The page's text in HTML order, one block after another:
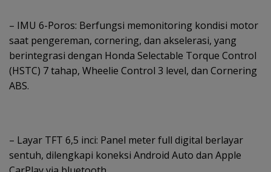
– IMU 6-Poros: Berfungsi memonitoring kondisi motor
saat pengereman, cornering, dan akselerasi, yang
berintegrasi dengan Honda Selectable Torque Control
(HSTC) 7 tahap, Wheelie Control 3 level, dan Cornering
ABS.
– Layar TFT 6,5 inci: Panel meter full digital berlayar
sentuh, dilengkapi koneksi Android Auto dan Apple